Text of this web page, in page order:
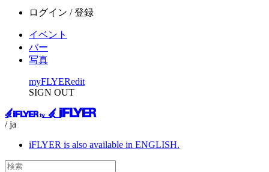
ログイン / 登録
イベント
バー
写真
myFLYERedit
SIGN OUT
/ ja
iFLYER is also available in ENGLISH.